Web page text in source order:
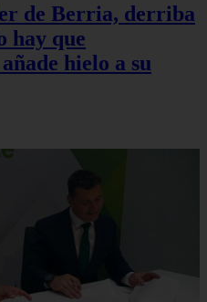
de Berria, derriba
hay que
hielo a su